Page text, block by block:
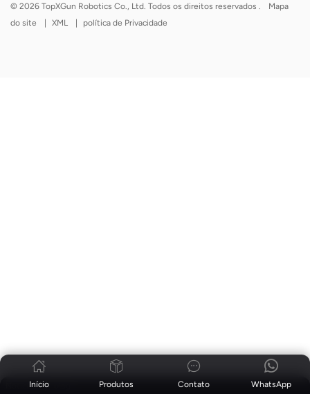
Türkçe
Notícias |
© 2026 TopXGun Robotics Co., Ltd. Todos os direitos reservados .
Mapa
do site
XML política de Privacidade
Início Produtos WhatsApp
Contato